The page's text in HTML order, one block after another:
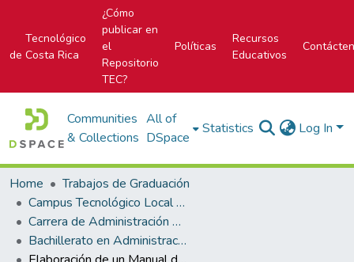
Tecnológico
de Costa Rica
¿Cómo
publicar en
el
Repositorio
TEC?
Políticas
Recursos
Educativos
Communities
& Collections
All of
DSpace
Statistics Log In
Home
Trabajos de Graduación
Campus Tecnológico Local San Carlos
Carrera de Administración de Empresas
Bachillerato en Administración de Empresas